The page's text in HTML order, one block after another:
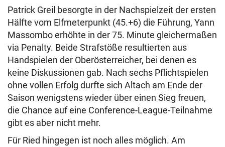
Patrick Greil besorgte in der Nachspielzeit der ersten
Hälfte vom Elfmeterpunkt (45.+6) die Führung, Yann
Massombo erhöhte in der 75. Minute gleichermaßen
via Penalty. Beide Strafstöße resultierten aus
Handspielen der Oberösterreicher, bei denen es
keine Diskussionen gab. Nach sechs Pflichtspielen
ohne vollen Erfolg durfte sich Altach am Ende der
Saison wenigstens wieder über einen Sieg freuen,
die Chance auf eine Conference-League-Teilnahme
gibt es aber nicht mehr.
Für Ried hingegen ist noch alles möglich. Am